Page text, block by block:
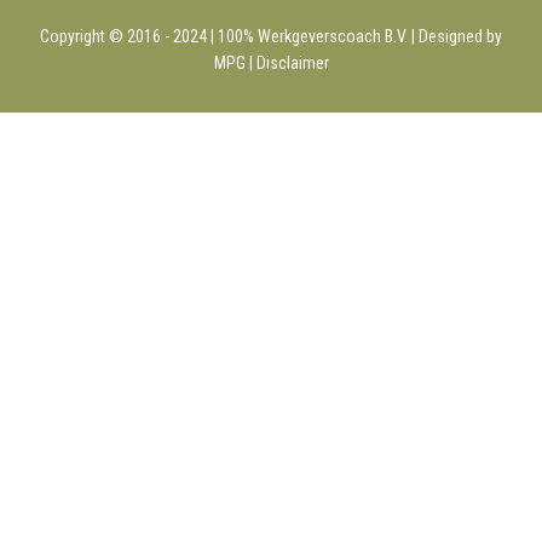
Copyright © 2016 - 2024 | 100% Werkgeverscoach B.V. | Designed by
MPG |
Disclaimer